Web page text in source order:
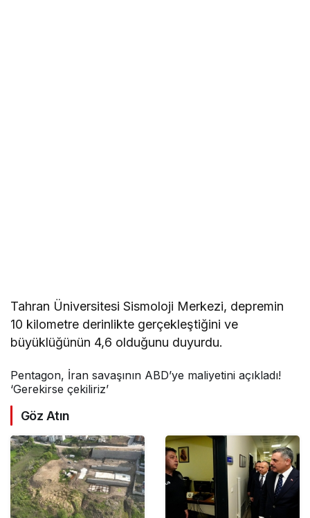
Tahran Üniversitesi Sismoloji Merkezi, depremin
10 kilometre derinlikte gerçekleştiğini ve
büyüklüğünün 4,6 olduğunu duyurdu.
Pentagon, İran savaşının ABD’ye maliyetini açıkladı!
‘Gerekirse çekiliriz’
Göz Atın